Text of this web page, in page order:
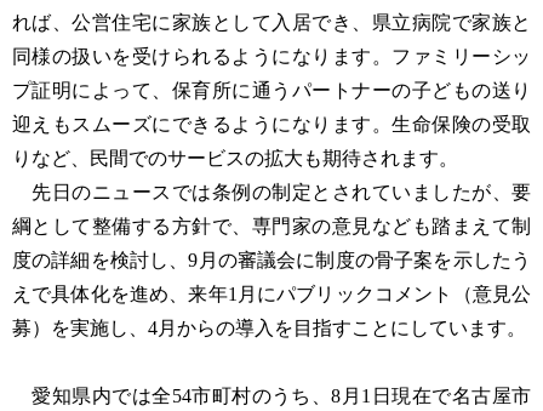
れば、公営住宅に家族として入居でき、県立病院で家族と
同様の扱いを受けられるようになります。ファミリーシッ
プ証明によって、保育所に通うパートナーの子どもの送り
迎えもスムーズにできるようになります。生命保険の受取
りなど、民間でのサービスの拡大も期待されます。
先日のニュースでは条例の制定とされていましたが、要
綱として整備する方針で、専門家の意見なども踏まえて制
度の詳細を検討し、9月の審議会に制度の骨子案を示したう
えで具体化を進め、来年1月にパブリックコメント（意見公
募）を実施し、4月からの導入を目指すことにしています。
愛知県内では全54市町村のうち、8月1日現在で名古屋市